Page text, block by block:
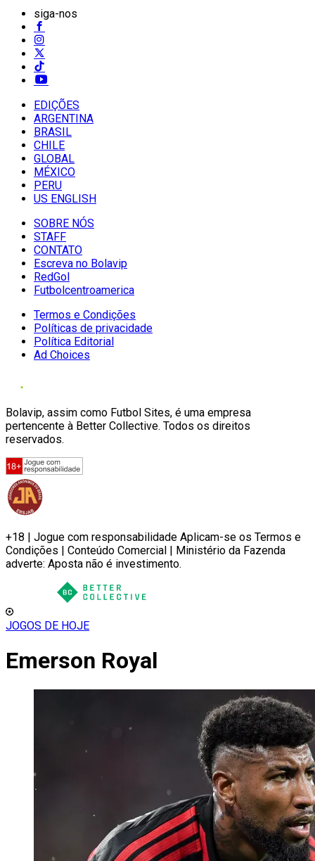
siga-nos
EDIÇÕES
ARGENTINA
BRASIL
CHILE
GLOBAL
MÉXICO
PERU
US ENGLISH
SOBRE NÓS
STAFF
CONTATO
Escreva no Bolavip
RedGol
Futbolcentroamerica
Termos e Condições
Políticas de privacidade
Política Editorial
Ad Choices
Bolavip, assim como Futbol Sites, é uma empresa
pertencente à Better Collective. Todos os direitos
reservados.
+18 | Jogue com responsabilidade Aplicam-se os Termos e
Condições | Conteúdo Comercial | Ministério da Fazenda
adverte: Aposta não é investimento.
JOGOS DE HOJE
Emerson Royal